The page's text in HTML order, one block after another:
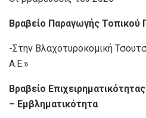
Βραβείο Παραγωγής Τοπικού
-Στην Βλαχοτυροκομική
Α.Ε.»
Βραβείο
– Εμβληματικότητα